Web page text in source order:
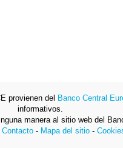
provienen del Banco Central
informativos.
manera al sitio web del
Contacto - Mapa del sitio -